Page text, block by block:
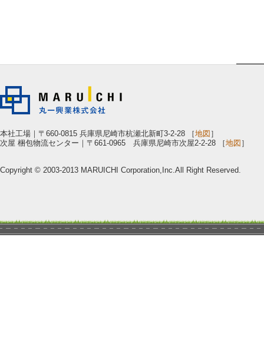
本社工場｜〒660-0815 兵庫県尼崎市杭瀬北新町3-2-28 ［地図 ］
次屋 梱包物流センター｜〒661-0965 兵庫県尼崎市次屋2-2-28 ［地図 ］
Copyright © 2003-2013 MARUICHI Corporation,Inc.All Right Reserved.